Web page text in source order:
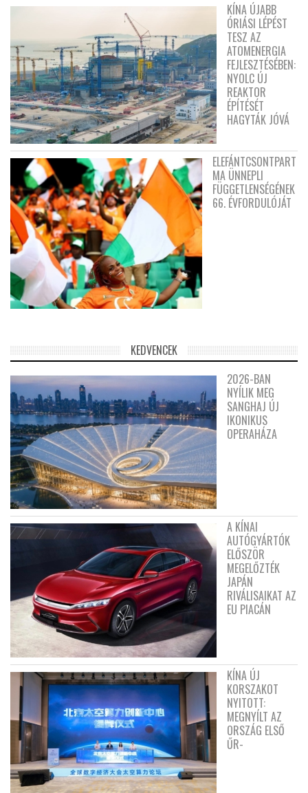
KÍNA ÚJABB
ÓRIÁSI LÉPÉST
TESZ AZ
ATOMENERGIA
FEJLESZTÉSÉBEN:
NYOLC ÚJ
REAKTOR
ÉPÍTÉSÉT
HAGYTÁK JÓVÁ
ELEFÁNTCSONTPART
MA ÜNNEPLI
FÜGGETLENSÉGÉNEK
66. ÉVFORDULÓJÁT
KEDVENCEK
2026-BAN
NYÍLIK MEG
SANGHAJ ÚJ
IKONIKUS
OPERAHÁZA
A KÍNAI
AUTÓGYÁRTÓK
ELŐSZÖR
MEGELŐZTÉK
JAPÁN
RIVÁLISAIKAT AZ
EU PIACÁN
KÍNA ÚJ
KORSZAKOT
NYITOTT:
MEGNYÍLT AZ
ORSZÁG ELSŐ
ŰR-